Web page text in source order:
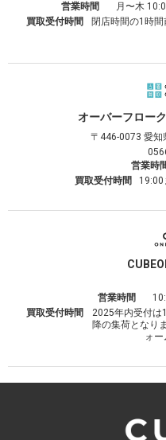
営業時間
月〜木
買取受付時間
閉店時間の1時
オーバーフロー
〒446-0073 愛知
営業時
買取受付時間
CUBE
営業時間
買取受付時間
2025年内受付
降の集荷となり
ォ